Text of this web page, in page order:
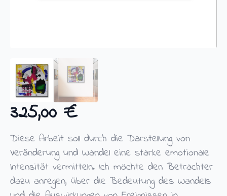
325,00 €
Diese Arbeit soll durch die Darstellung von
Veränderung und Wandel eine starke emotionale
Intensität vermitteln. Ich möchte den Betrachter
dazu anregen, über die Bedeutung des Wandels